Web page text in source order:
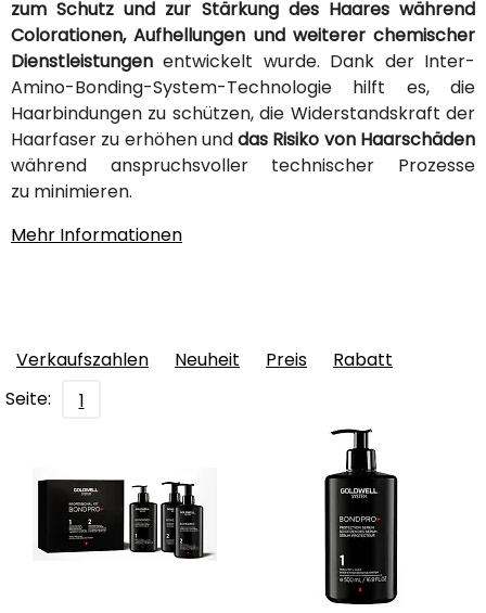
zum Schutz und zur Stärkung des Haares während
Colorationen, Aufhellungen und weiterer chemischer
Dienstleistungen entwickelt wurde. Dank der Inter-
Amino-Bonding-System-Technologie hilft es, die
Haarbindungen zu schützen, die Widerstandskraft der
Haarfaser zu erhöhen unddas Risiko von Haarschäden
während anspruchsvoller technischer Prozesse
zu minimieren.
Mehr Informationen
Verkaufszahlen Neuheit Preis
Rabatt
Seite:
1